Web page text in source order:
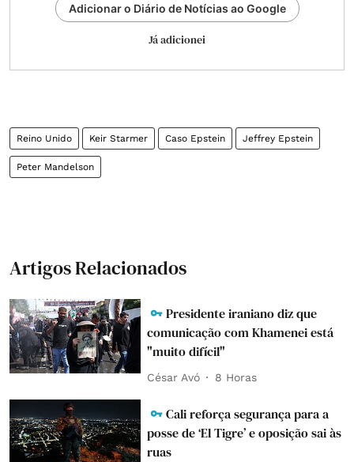
Adicionar o Diário de Notícias ao Google
Já adicionei
Reino Unido Keir Starmer Caso Epstein Jeffrey Epstein
Peter Mandelson
Artigos Relacionados
Presidente iraniano diz que
comunicação com Khamenei está
"muito difícil"
César Avó 8 Horas
Cali reforça segurança para a
posse de ‘El Tigre’ e oposição sai às
ruas